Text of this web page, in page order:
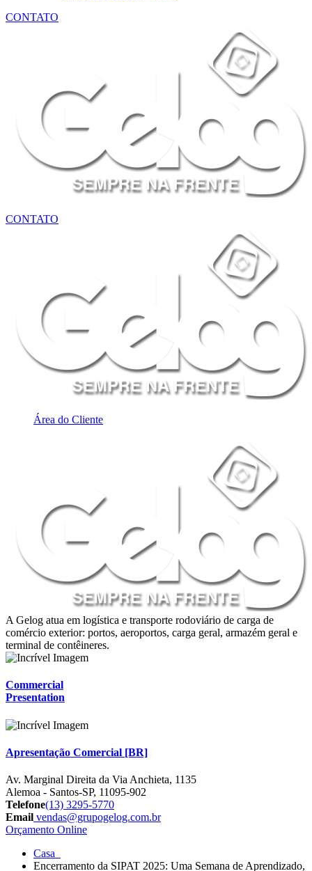
CONTATO
CONTATO
Área do Cliente
A Gelog atua em logística e transporte rodoviário de carga de
comércio exterior: portos, aeroportos, carga geral, armazém geral e
terminal de contêineres.
Commercial
Presentation
Apresentação Comercial [BR]
Av. Marginal Direita da Via Anchieta, 1135
Alemoa - Santos-SP, 11095-902
Telefone(13) 3295-5770
Email vendas@grupogelog.com.br
Orçamento Online
Casa
Encerramento da SIPAT 2025: Uma Semana de Aprendizado,